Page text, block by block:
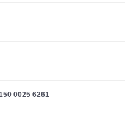
0025 6261